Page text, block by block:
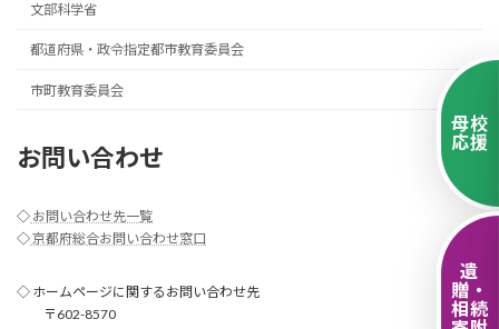
母校
応援
遺
贈・
相続
文部科学省
都道府県・政令指定都市教育委員会
市町教育委員会
お問い合わせ
◇ お問い合わせ先一覧
◇京都府総合お問い合わせ窓口
◇ ホームページに関するお問い合わせ先
〒602-8570